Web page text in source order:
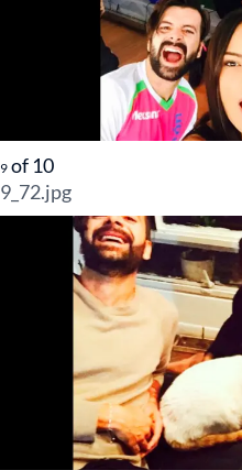
9 of 10
9_72.jpg